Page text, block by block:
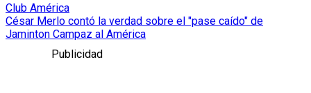
Club América
César Merlo contó la verdad sobre el "pase caído" de
Jaminton Campaz al América
Publicidad